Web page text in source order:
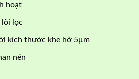
hoạt
lõi lọc
kích thước khe hở 5μm
nén